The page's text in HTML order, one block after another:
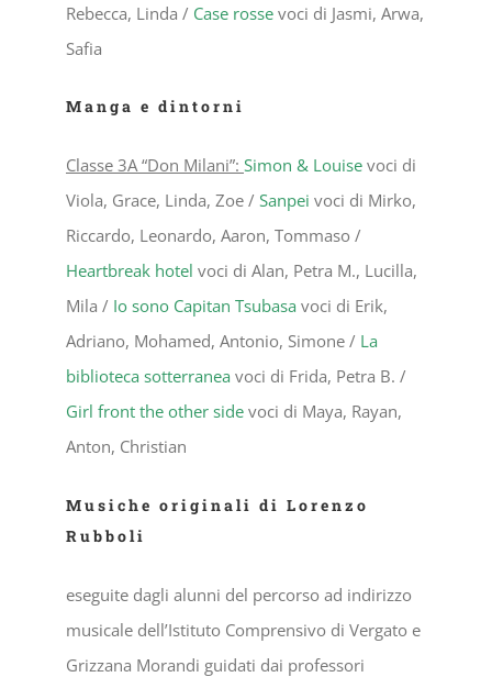
Rebecca, Linda / Case rosse voci di Jasmi, Arwa,
Safia
Manga e dintorni
Classe 3A “Don Milani”: Simon & Louise voci di
Viola, Grace, Linda, Zoe / Sanpei voci di Mirko,
Riccardo, Leonardo, Aaron, Tommaso /
Heartbreak hotel voci di Alan, Petra M., Lucilla,
Mila / Io sono Capitan Tsubasa voci di Erik,
Adriano, Mohamed, Antonio, Simone / La
biblioteca sotterranea voci di Frida, Petra B. /
Girl front the other side voci di Maya, Rayan,
Anton, Christian
Musiche originali di Lorenzo
Rubboli
eseguite dagli alunni del percorso ad indirizzo
musicale dell’Istituto Comprensivo di Vergato e
Grizzana Morandi guidati dai professori